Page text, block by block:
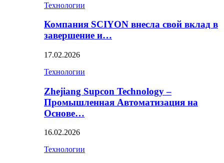
Технологии
Компания SCIYON внесла свой вклад в
завершение и…
17.02.2026
Технологии
Zhejiang Supcon Technology –
Промышленная Автоматизация на
Основе…
16.02.2026
Технологии